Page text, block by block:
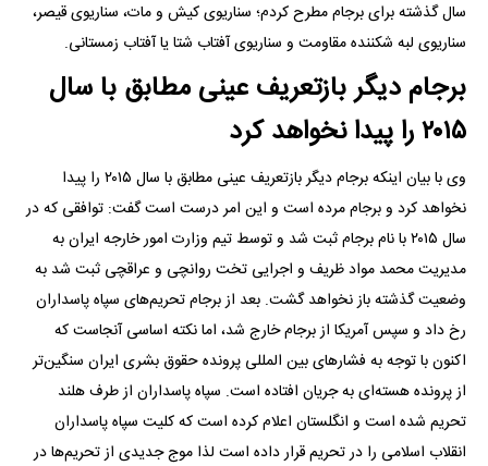
سال گذشته برای برجام مطرح کردم؛ سناریوی کیش و مات، سناریوی قیصر،
سناریوی لبه شکننده مقاومت و سناریوی آفتاب شتا یا آفتاب زمستانی.
برجام دیگر بازتعریف عینی مطابق با سال
۲۰۱۵ را پیدا نخواهد کرد
وی با بیان اینکه برجام دیگر بازتعریف عینی مطابق با سال ۲۰۱۵ را پیدا
نخواهد کرد و برجام مرده است و این امر درست است گفت: توافقی که در
سال ۲۰۱۵ با نام برجام ثبت شد و توسط تیم وزارت امور خارجه ایران به
مدیریت محمد مواد ظریف و اجرایی تخت روانچی و عراقچی ثبت شد به
وضعیت گذشته باز نخواهد گشت. بعد از برجام تحریم‌های سپاه پاسداران
رخ داد و سپس آمریکا از برجام خارج شد، اما نکته اساسی آنجاست که
اکنون با توجه به فشار‌های بین المللی پرونده حقوق بشری ایران سنگین‌تر
از پرونده هسته‌ای به جریان افتاده است. سپاه پاسداران از طرف هلند
تحریم شده است و انگلستان اعلام کرده است که کلیت سپاه پاسداران
انقلاب اسلامی را در تحریم قرار داده است لذا موج جدیدی از تحریم‌ها در